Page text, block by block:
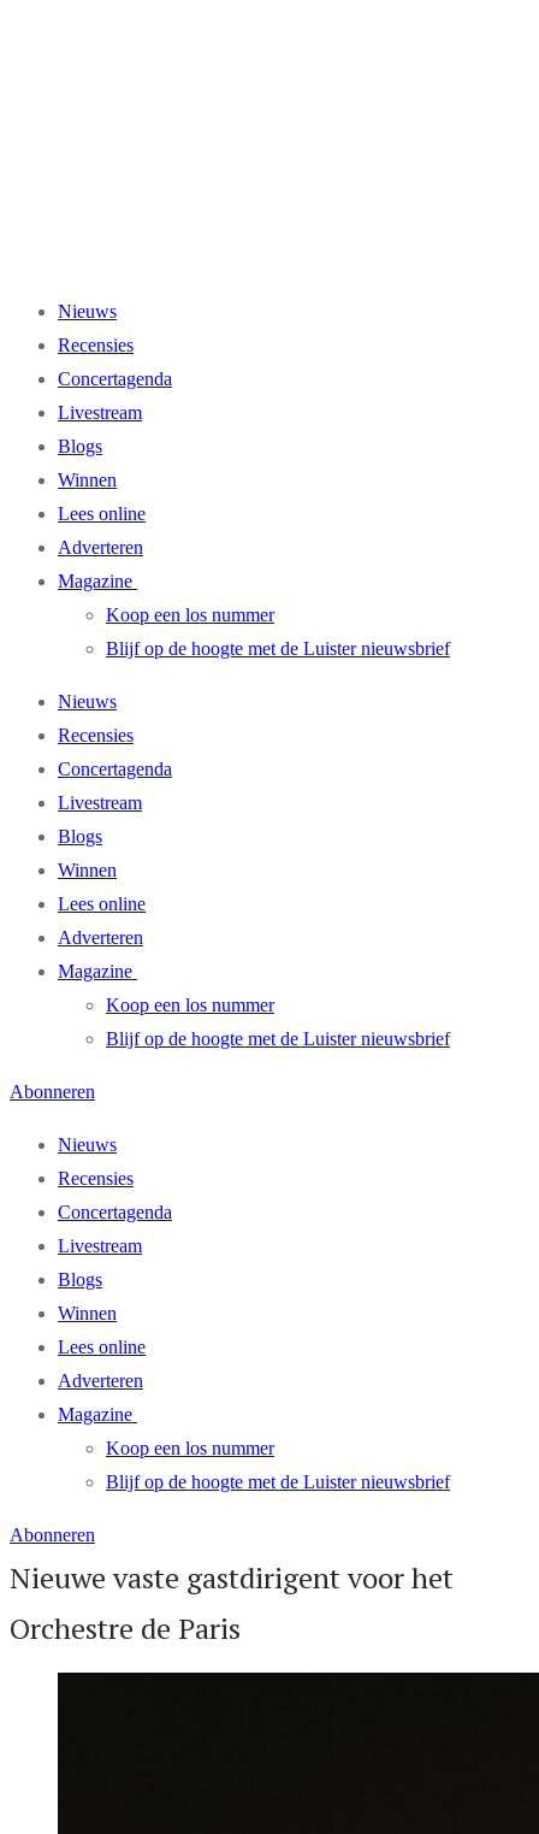
Nieuws
Recensies
Concertagenda
Livestream
Blogs
Winnen
Lees online
Adverteren
Magazine
Koop een los nummer
Blijf op de hoogte met de Luister nieuwsbrief
Nieuws
Recensies
Concertagenda
Livestream
Blogs
Winnen
Lees online
Adverteren
Magazine
Koop een los nummer
Blijf op de hoogte met de Luister nieuwsbrief
Abonneren
Nieuws
Recensies
Concertagenda
Livestream
Blogs
Winnen
Lees online
Adverteren
Magazine
Koop een los nummer
Blijf op de hoogte met de Luister nieuwsbrief
Abonneren
Nieuwe vaste gastdirigent voor het
Orchestre de Paris